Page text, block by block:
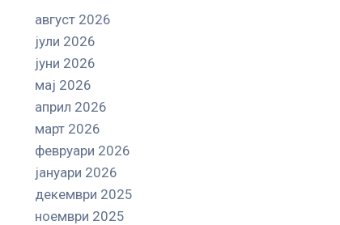
август 2026
јули 2026
јуни 2026
мај 2026
април 2026
март 2026
февруари 2026
јануари 2026
декември 2025
ноември 2025